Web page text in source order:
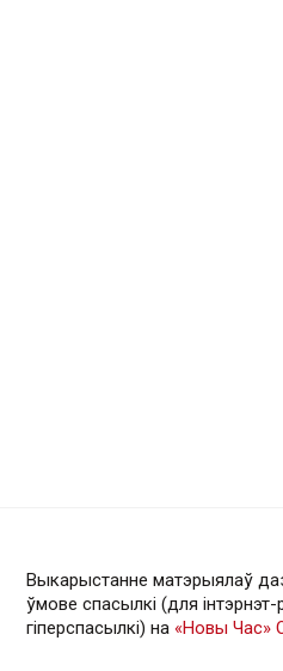
Выкарыстанне матэрыялаў
ўмове спасылкі (для
гiперспасылкi) на «Новы Час»